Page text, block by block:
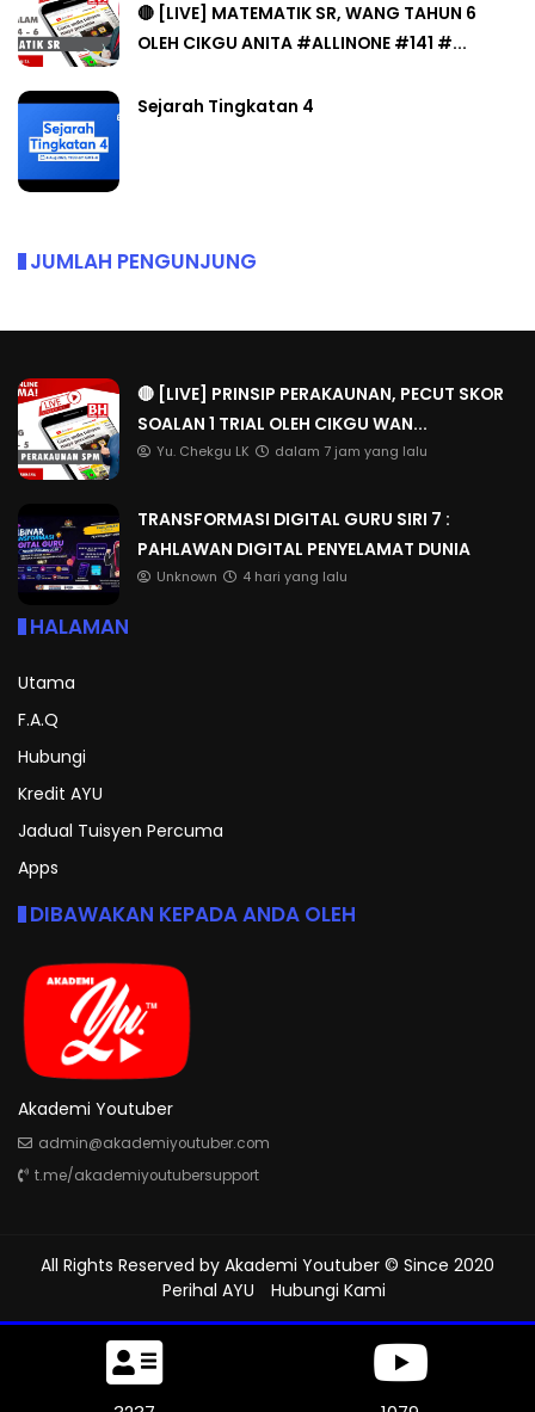
🔴 [LIVE] MATEMATIK SR, WANG TAHUN 6
OLEH CIKGU ANITA #ALLINONE #141 #...
Sejarah Tingkatan 4
JUMLAH PENGUNJUNG
🔴 [LIVE] PRINSIP PERAKAUNAN, PECUT SKOR
SOALAN 1 TRIAL OLEH CIKGU WAN...
Yu. Chekgu LK dalam 7 jam yang lalu
TRANSFORMASI DIGITAL GURU SIRI 7 :
PAHLAWAN DIGITAL PENYELAMAT DUNIA
Unknown 4 hari yang lalu
HALAMAN
Utama
F.A.Q
Hubungi
Kredit AYU
Jadual Tuisyen Percuma
Apps
DIBAWAKAN KEPADA ANDA OLEH
Akademi Youtuber
admin@akademiyoutuber.com
t.me/akademiyoutubersupport
All Rights Reserved by Akademi Youtuber © Since 2020
Perihal AYU
Hubungi Kami